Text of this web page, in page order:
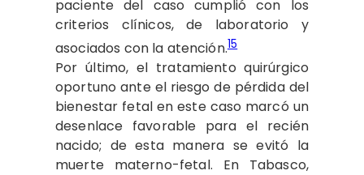
paciente del caso cumplió con los
criterios clínicos, de laboratorio y
asociados con la atención.15
Por último, el tratamiento quirúrgico
oportuno ante el riesgo de pérdida del
bienestar fetal en este caso marcó un
desenlace favorable para el recién
nacido; de esta manera se evitó la
muerte materno-fetal. En Tabasco,